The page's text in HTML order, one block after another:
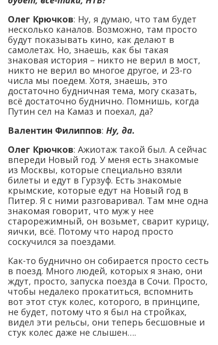
Олег Крючков: Ну, я думаю, что там будет
несколько каналов. Возможно, там просто
будут показывать кино, как делают в
самолетах. Но, знаешь, как бы такая
знаковая история – никто не верил в мост,
никто не верил во многое другое, и 23-го
числа мы поедем. Хотя, знаешь, это
достаточно будничная тема, могу сказать,
всё достаточно буднично. Помнишь, когда
Путин сел на Камаз и поехал, да?
Валентин Филиппов: Ну, да.
Олег Крючков: Ажиотаж такой был. А сейчас
впереди Новый год. У меня есть знакомые
из Москвы, которые специально взяли
билеты и едут в Гурзуф. Есть знакомые
крымские, которые едут на Новый год в
Питер. Я с ними разговаривал. Там мне одна
знакомая говорит, что муж у нее
старорежимный, он возьмет, сварит курицу,
яички, всё. Потому что народ просто
соскучился за поездами.
Как-то буднично он собирается просто сесть
в поезд. Много людей, которых я знаю, они
ждут, просто, запуска поезда в Сочи. Просто,
чтобы недалеко прокатиться, вспомнить
вот этот стук колес, которого, в принципе,
не будет, потому что я был на стройках,
видел эти рельсы, они теперь бесшовные и
стук колес даже не слышен….